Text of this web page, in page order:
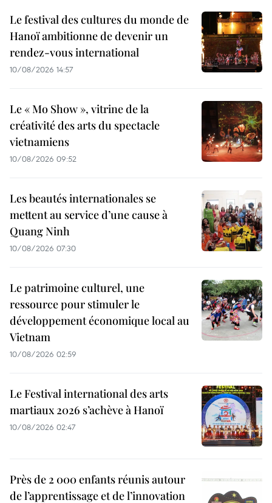
Le festival des cultures du monde de
Hanoï ambitionne de devenir un
rendez-vous international
10/08/2026 14:57
Le « Mo Show », vitrine de la
créativité des arts du spectacle
vietnamiens
10/08/2026 09:52
Les beautés internationales se
mettent au service d’une cause à
Quang Ninh
10/08/2026 07:30
Le patrimoine culturel, une
ressource pour stimuler le
développement économique local au
Vietnam
10/08/2026 02:59
Le Festival international des arts
martiaux 2026 s’achève à Hanoï
10/08/2026 02:47
Près de 2 000 enfants réunis autour
de l’apprentissage et de l’innovation